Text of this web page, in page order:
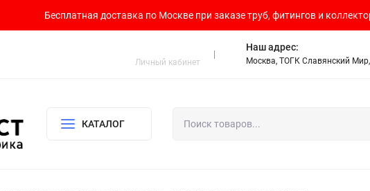
Бесплатная доставка по Москве при заказе труб, фитингов и
Личный кабинет
Наш адрес:
Москва, ТОГК Славянский
КАТАЛОГ